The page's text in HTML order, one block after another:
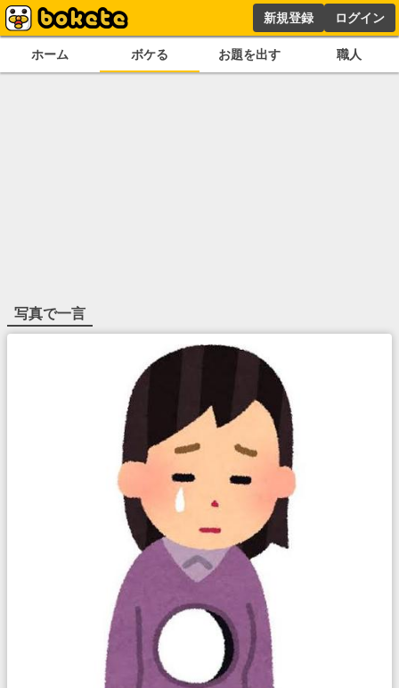
新規登録 ログイン
ホーム ボケる お題を出す 職人
写真で一言